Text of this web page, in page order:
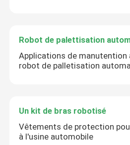
Robot de palettisation
Applications de manutention
robot de palletisation
Un kit de bras robotisé
Vêtements de protection
à l'usine automobile